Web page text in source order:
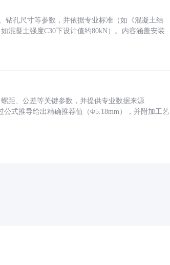
钻孔尺寸等参数，并依据专业标准（如《混凝土结
混凝土强度C30下设计值约80kN）。内容涵盖安装
距、公差等关键参数，并提供专业数据来源
公式推导给出精确推荐值（Φ5.18mm），并附加工艺